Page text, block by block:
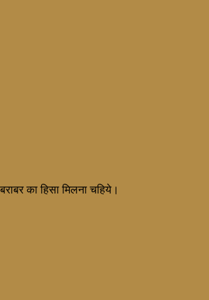
का हिसा मिलना चहिये।